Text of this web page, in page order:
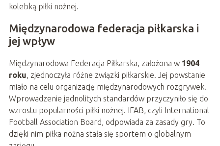
kolebką piłki nożnej.
Międzynarodowa federacja piłkarska i
jej wpływ
Międzynarodowa Federacja Piłkarska, założona w 1904
roku, zjednoczyła różne związki piłkarskie. Jej powstanie
miało na celu organizację międzynarodowych rozgrywek.
Wprowadzenie jednolitych standardów przyczyniło się do
wzrostu popularności piłki nożnej. IFAB, czyli International
Football Association Board, odpowiada za zasady gry. To
dzięki nim piłka nożna stała się sportem o globalnym